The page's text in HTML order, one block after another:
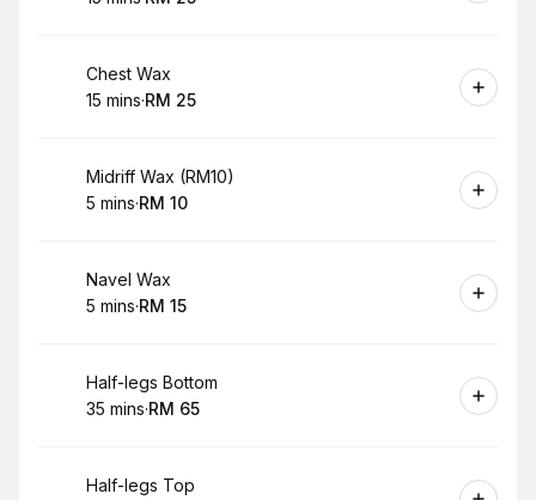
.Duration :
.Price
Book
Chest Wax
.Duration :
15 mins·
.Price
RM 25
Book
Midriff Wax (RM10)
. Duration:
5 mins·
.Price
RM 10
Book
Navel Wax
. Duration:
5 mins·
.Price
RM 15
Book
Half-legs Bottom
.Duration
35 mins·
.Price
RM 65
Book
Half-legs Top